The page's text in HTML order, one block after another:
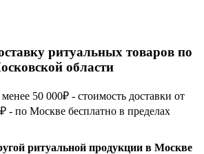
ритуальных товаров по
области
50 000₽ - стоимость доставки от
- по Москве бесплатно в пределах
ритуальной продукции в Москве